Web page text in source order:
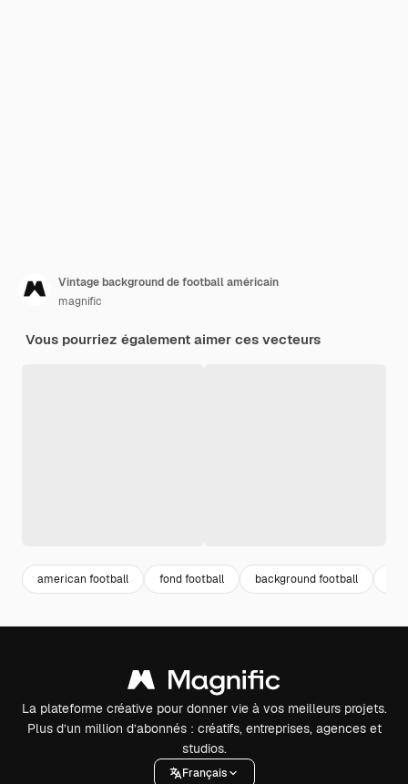
Vintage background de football américain
magnific
Vous pourriez également aimer ces vecteurs
american football fond football background football
La plateforme créative pour donner vie à vos meilleurs projets.
Plus d’un million d’abonnés : créatifs, entreprises, agences et
studios.
Français